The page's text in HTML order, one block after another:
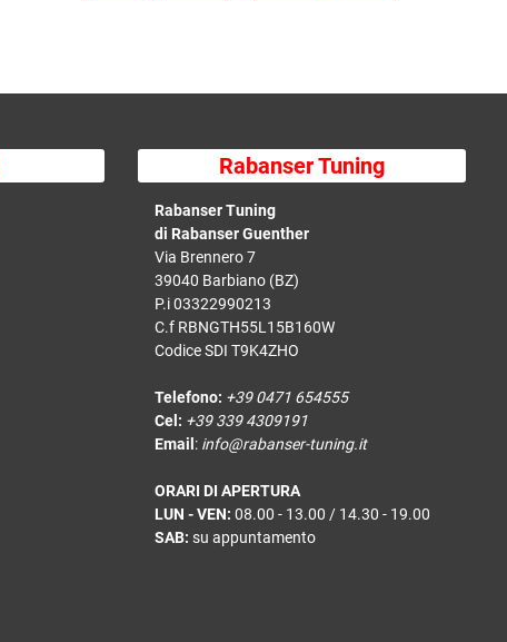
Rabanser Tuning
Rabanser Tuning
di Rabanser Guenther
Via Brennero 7
39040 Barbiano (BZ)
P.i 03322990213
C.f RBNGTH55L15B160W
Codice SDI T9K4ZHO
Telefono: +39 0471 654555
Cel: +39 339 4309191
Email : info@rabanser-tuning.it
ORARI DI APERTURA
LUN - VEN: 08.00 - 13.00 / 14.30 - 19.00
SAB: su appuntamento